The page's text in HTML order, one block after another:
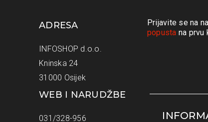
ADRESA
INFOSHOP d.o.o.
Kninska 24
31000 Osijek
WEB I NARUDŽBE
031/328-956
Prijavite se na
popusta na prvu